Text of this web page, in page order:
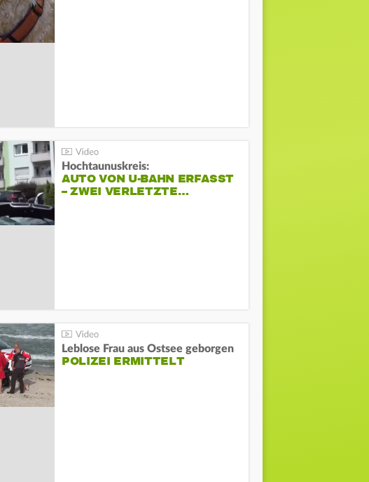
Hochtaunuskreis:
AUTO VON U-BAHN ERFASST
– ZWEI VERLETZTE…
Leblose Frau aus Ostsee geborgen
POLIZEI ERMITTELT